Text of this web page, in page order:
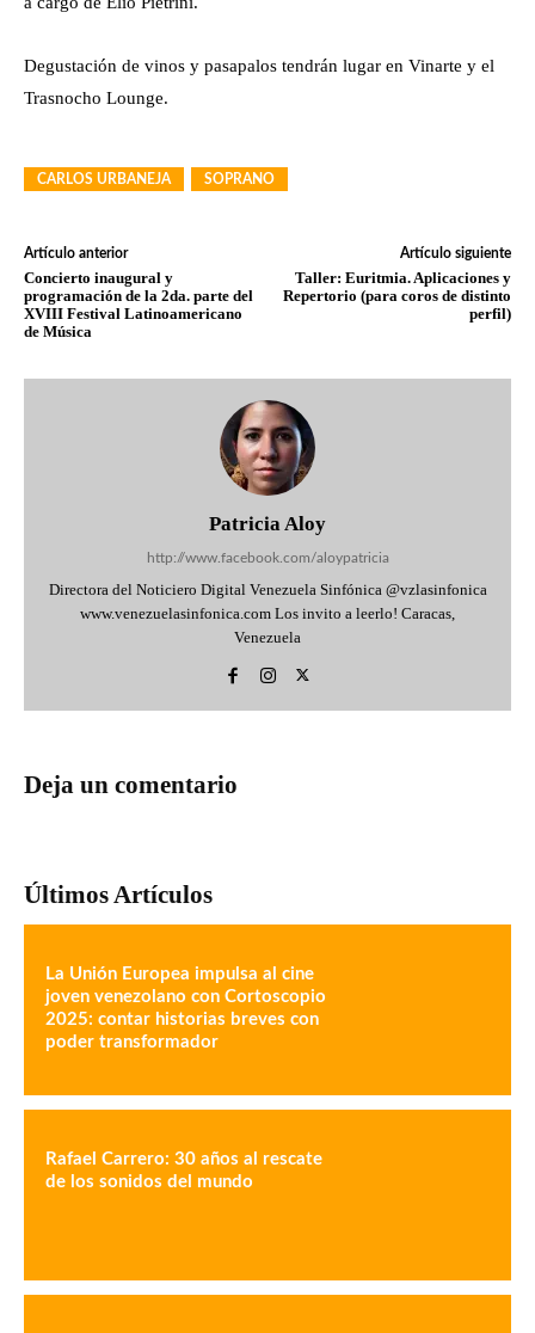
Degustación de vinos y pasapalos tendrán lugar en Vinarte y el
Trasnocho Lounge.
CARLOS URBANEJA SOPRANO
Artículo anterior
Concierto inaugural y
programación de la 2da. parte del
XVIII Festival Latinoamericano
de Música
Artículo siguiente
Taller: Euritmia. Aplicaciones y
Repertorio (para coros de distinto
perfil)
Patricia Aloy
http://www.facebook.com/aloypatricia
Directora del Noticiero Digital Venezuela Sinfónica @vzlasinfonica
www.venezuelasinfonica.com Los invito a leerlo! Caracas,
Venezuela
Deja un comentario
Últimos Artículos
La Unión Europea impulsa al cine
joven venezolano con Cortoscopio
2025: contar historias breves con
poder transformador
Rafael Carrero: 30 años al rescate
de los sonidos del mundo